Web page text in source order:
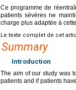
Ce programme de
patients sévères ne
charge plus adaptée à
Le texte complet de cet
Summary
Introduction
The aim of our study was
patients and if patients